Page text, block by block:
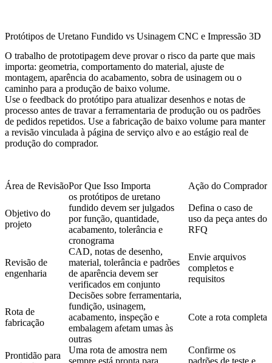
Protótipos de Uretano Fundido vs Usinagem CNC e Impressão 3D
O trabalho de prototipagem deve provar o risco da parte que mais
importa: geometria, comportamento do material, ajuste de
montagem, aparência do acabamento, sobra de usinagem ou o
caminho para a produção de baixo volume.
Use o feedback do protótipo para atualizar desenhos e notas de
processo antes de travar a ferramentaria de produção ou os padrões
de pedidos repetidos. Use a fabricação de baixo volume para manter
a revisão vinculada à página de serviço alvo e ao estágio real de
produção do comprador.
Área de RevisãoPor Que Isso Importa Ação do Comprador
Objetivo do
projeto
os protótipos de uretano
fundido devem ser julgados
por função, quantidade,
acabamento, tolerância e
cronograma
Defina o caso de
uso da peça antes do
RFQ
Revisão de
engenharia
CAD, notas de desenho,
material, tolerância e padrões
de aparência devem ser
verificados em conjunto
Envie arquivos
completos e
requisitos
Rota de
fabricação
Decisões sobre ferramentaria,
fundição, usinagem,
acabamento, inspeção e
embalagem afetam umas às
outras
Cote a rota completa
Prontidão para
Uma rota de amostra nem
sempre está pronta para
Confirme os
padrões de teste e